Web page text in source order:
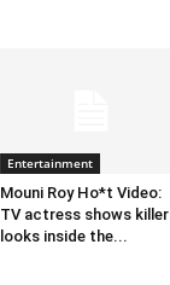
Entertainment
Mouni Roy Ho*t Video:
TV actress shows killer
looks inside the...